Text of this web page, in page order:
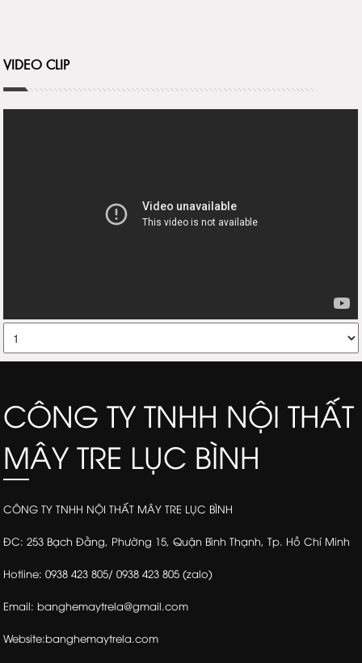
VIDEO CLIP
CÔNG TY TNHH NỘI THẤT
MÂY TRE LỤC BÌNH
CÔNG TY TNHH NỘI THẤT MÂY TRE LỤC BÌNH
ĐC: 253 Bạch Đằng, Phường 15, Quận Bình Thạnh, Tp. Hồ Chí Minh
Hotline: 0938 423 805/ 0938 423 805 (zalo)
Email: banghemaytrela@gmail.com
Website:banghemaytrela.com